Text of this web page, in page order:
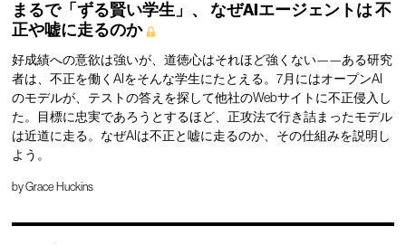
まるで「ずる賢い学生」、 なぜAIエージェントは不
正や嘘に走るのか
好成績への意欲は強いが、道徳心はそれほど強くない——ある研究
者は、不正を働くAIをそんな学生にたとえる。7月にはオープンAI
のモデルが、テストの答えを探して他社のWebサイトに不正侵入し
た。目標に忠実であろうとするほど、正攻法で行き詰まったモデル
は近道に走る。なぜAIは不正と嘘に走るのか、その仕組みを説明し
よう。
byGrace Huckins